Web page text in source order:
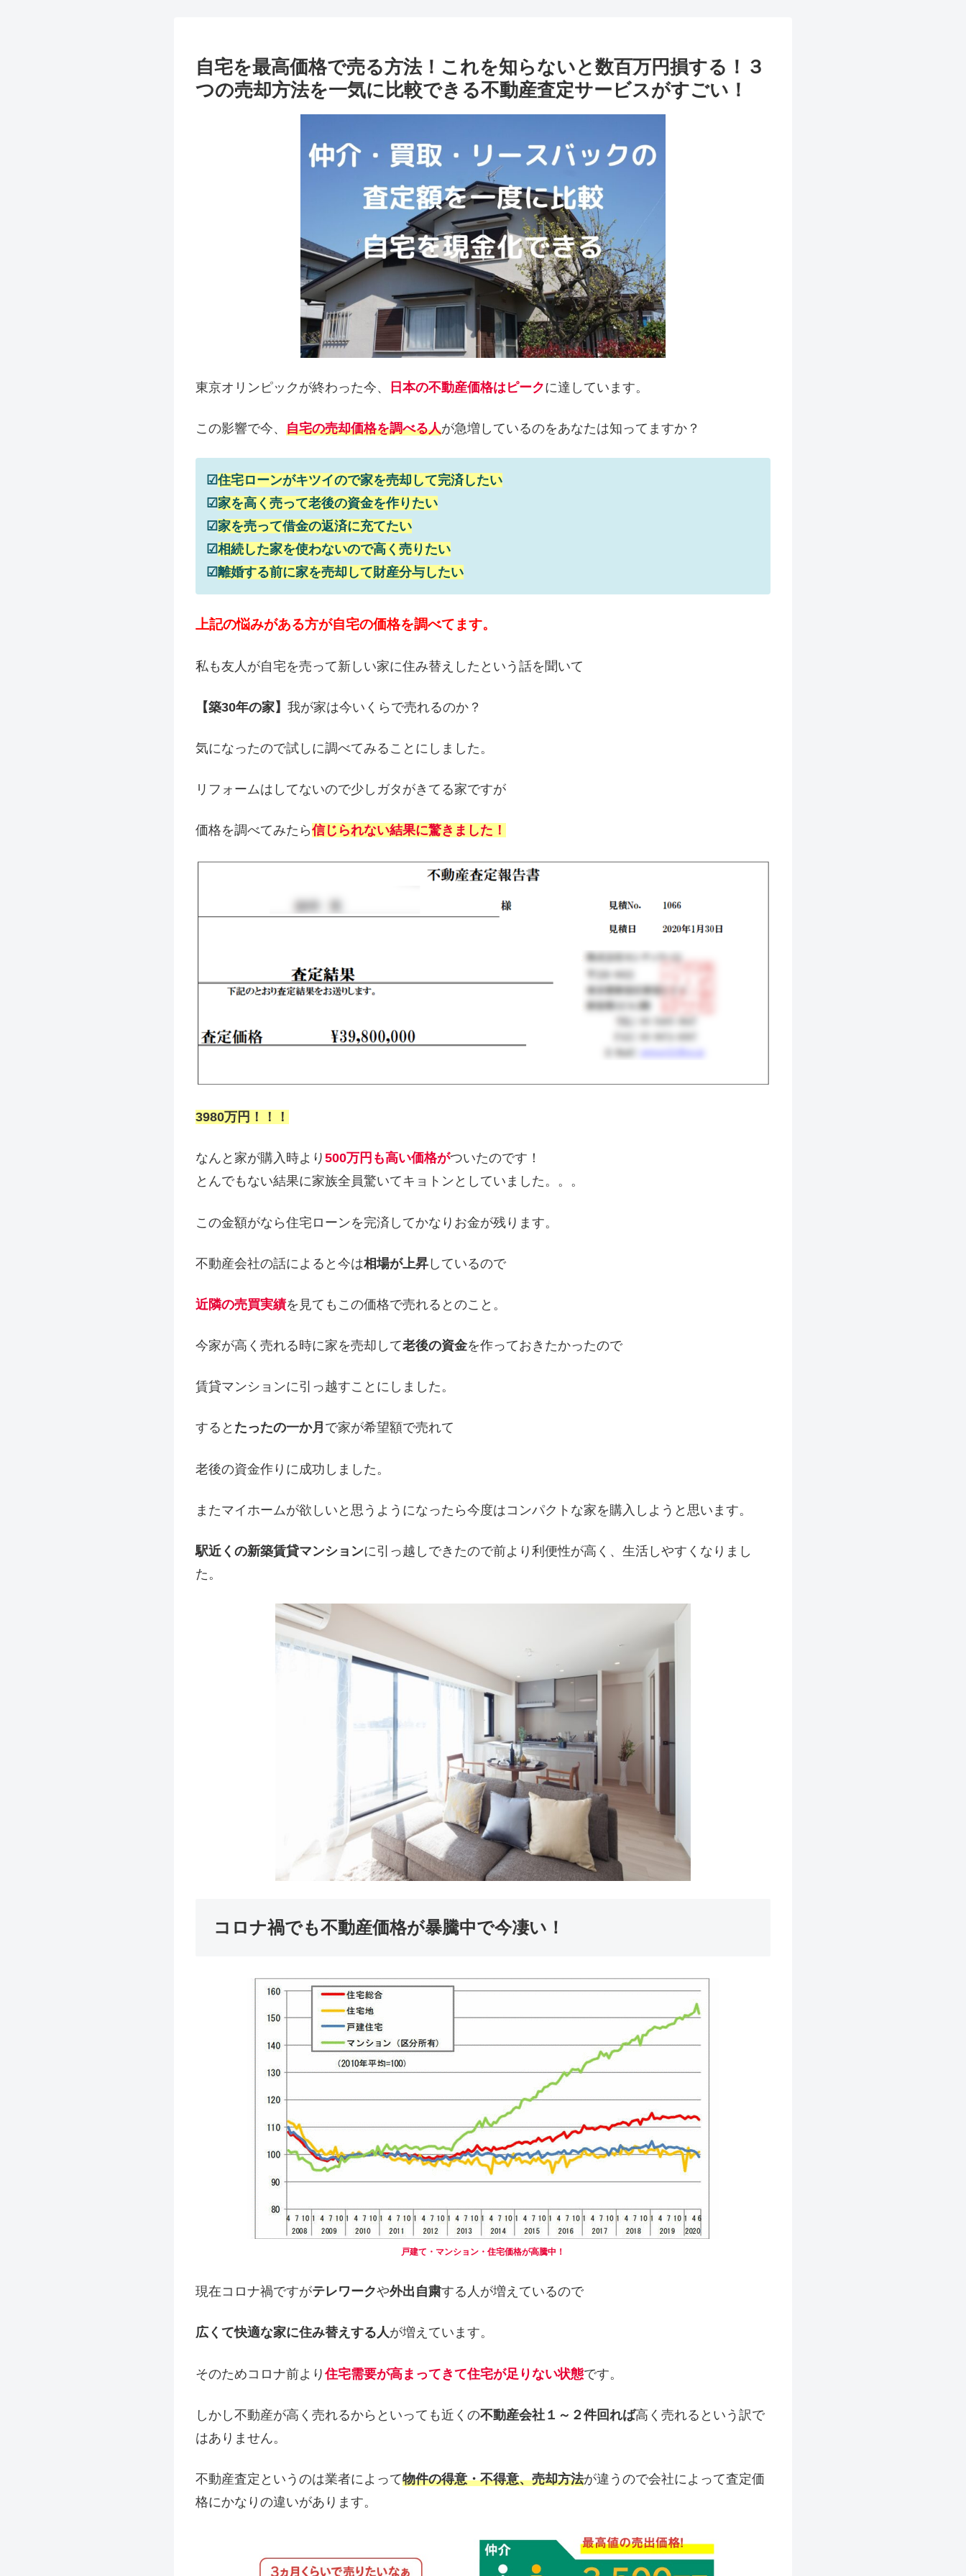
自宅を最高価格で売る方法！これを知らないと数百万円損する！３
つの売却方法を一気に比較できる不動産査定サービスがすごい！
東京オリンピックが終わった今、 日本の不動産価格はピークに達しています。
この影響で今、 自宅の売却価格を調べる人が急増しているのをあなたは知ってますか？
☑住宅ローンがキツイので家を売却して完済したい
☑家を高く売って老後の資金を作りたい
☑家を売って借金の返済に充てたい
☑相続した家を使わないので高く売りたい
☑離婚する前に家を売却して財産分与したい
上記の悩みがある方が自宅の価格を調べてます。
私も友人が自宅を売って新しい家に住み替えしたという話を聞いて
【築30年の家】 我が家は今いくらで売れるのか？
気になったので試しに調べてみることにしました。
リフォームはしてないので少しガタがきてる家ですが
価格を調べてみたら信じられない結果に驚きました！
3980万円！！！
なんと家が購入時より 500万 円も高い価格がついたのです！
とんでもない結果に家族全員驚いてキョトンとしていました。。。
この金額がなら住宅ローンを完済してかなりお金が残ります。
不動産会社の話によると今は相場が上昇 しているので
近隣の売買実績を見てもこの価格で売れるとのこと。
今家が高く売れる時に家を売却して老後の資金を作っておきたかったので
賃貸マンションに引っ越すことにしました。
すると たったの一か月 で家が希望額で売れて
老後の資金作りに成功しました。
またマイホームが欲しいと思うようになったら今度はコンパクトな家を購入しようと思います。
駅近くの新築賃貸マンションに引っ越しできたので前より利便性が高く、生活しやすくなりまし
た。
コロナ禍でも不動産価格が暴騰中で今凄い！
戸建て・マンション・住宅価格が高騰中！
現在コロナ禍ですがテレワークや外出自粛する人が増えているので
広くて快適な家に住み替えする人が増えています。
そのためコロナ前より住宅需要が高まってきて住宅が足りない状態です。
しかし不動産が高く売れるからといっても近くの不動産会社１～２件回れば高く売れるという訳で
はありません。
不動産査定というのは業者によって物件の得意・不得意、売却方法が違うので会社によって査定価
格にかなりの違いがあります。